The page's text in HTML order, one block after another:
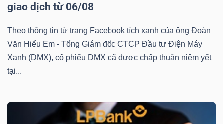
giao dịch từ 06/08
Theo thông tin từ trang Facebook tích xanh của ông Đoàn
Văn Hiểu Em - Tổng Giám đốc CTCP Đầu tư Điện Máy
Xanh (DMX), cổ phiếu DMX đã được chấp thuận niêm yết
tại...
TÀI
CHÍNH